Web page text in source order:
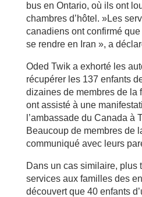
bus en Ontario, où ils ont
chambres d’hôtel. »Les
canadiens ont confirmé
se rendre en Iran », a
Oded Twik a exhorté les
récupérer les 137 enfants
dizaines de membres de la
ont assisté à une
l’ambassade du Canada à
Beaucoup de membres de
communiqué avec leurs
Dans un cas similaire, plus
services aux familles des
découvert que 40 enfants